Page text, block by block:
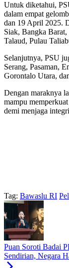
Untuk diketahui,
dalam empat
dan 19 April 2025.
Siak, Bangka
Talaud, Pulau
Selanjutnya, PSU
Serang, Pasaman,
Gorontalo Utara,
Dengan maraknya
mampu
demi menjaga
Tag: Bawaslu RI
Puan Soroti Badai
Sendirian, Negara